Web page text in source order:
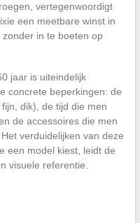
vertegenwoordigt
een meetbare winst in
in te boeten op
jaar is uiteindelijk
concrete beperkingen: de
dik), de tijd die men
de accessoires die men
verduidelijken van deze
een model kiest, leidt de
visuele referentie.